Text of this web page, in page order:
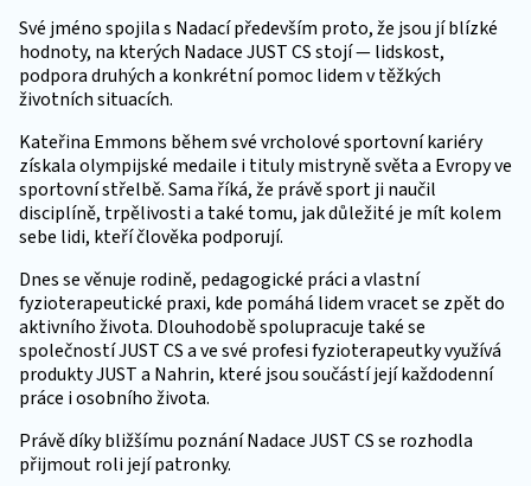
Své jméno spojila s Nadací především proto, že jsou jí blízké
hodnoty, na kterých Nadace JUST CS stojí — lidskost,
podpora druhých a konkrétní pomoc lidem v těžkých
životních situacích.
Kateřina Emmons během své vrcholové sportovní kariéry
získala olympijské medaile i tituly mistryně světa a Evropy ve
sportovní střelbě. Sama říká, že právě sport ji naučil
disciplíně, trpělivosti a také tomu, jak důležité je mít kolem
sebe lidi, kteří člověka podporují.
Dnes se věnuje rodině, pedagogické práci a vlastní
fyzioterapeutické praxi, kde pomáhá lidem vracet se zpět do
aktivního života. Dlouhodobě spolupracuje také se
společností JUST CS a ve své profesi fyzioterapeutky využívá
produkty JUST a Nahrin, které jsou součástí její každodenní
práce i osobního života.
Právě díky bližšímu poznání Nadace JUST CS se rozhodla
přijmout roli její patronky.